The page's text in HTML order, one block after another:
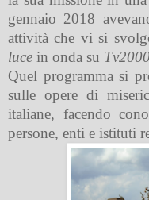
gennaio 2018
attività che vi si
luce in onda su
Quel programma si
sulle opere di
italiane, facendo
persone, enti e istituti